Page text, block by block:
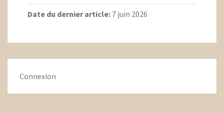
Date du dernier article: 7 juin 2026
Connexion